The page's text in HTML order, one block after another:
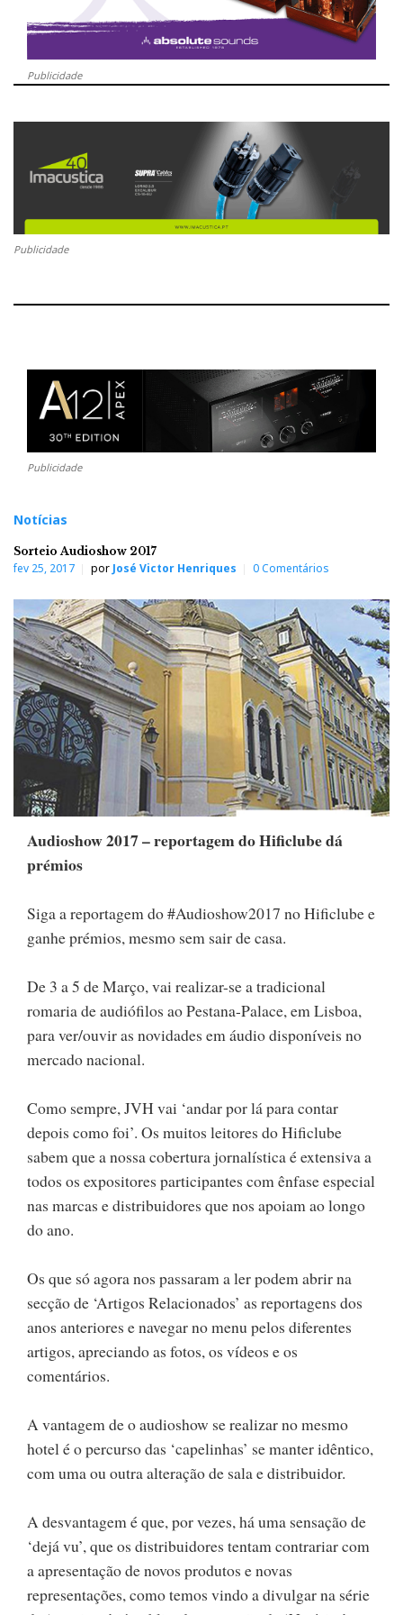
Publicidade
Publicidade
Publicidade
Notícias
Sorteio Audioshow 2017
fev 25, 2017 por José Victor Henriques 0 Comentários
Audioshow 2017 – reportagem do Hificlube dá
prémios
Siga a reportagem do #Audioshow2017 no Hificlube e
ganhe prémios, mesmo sem sair de casa.
De 3 a 5 de Março, vai realizar-se a tradicional
romaria de audiófilos ao Pestana-Palace, em Lisboa,
para ver/ouvir as novidades em áudio disponíveis no
mercado nacional.
Como sempre, JVH vai ‘andar por lá para contar
depois como foi’. Os muitos leitores do Hificlube
sabem que a nossa cobertura jornalística é extensiva a
todos os expositores participantes com ênfase especial
nas marcas e distribuidores que nos apoiam ao longo
do ano.
Os que só agora nos passaram a ler podem abrir na
secção de ‘Artigos Relacionados’ as reportagens dos
anos anteriores e navegar no menu pelos diferentes
artigos, apreciando as fotos, os vídeos e os
comentários.
A vantagem de o audioshow se realizar no mesmo
hotel é o percurso das ‘capelinhas’ se manter idêntico,
com uma ou outra alteração de sala e distribuidor.
A desvantagem é que, por vezes, há uma sensação de
‘dejá vu’, que os distribuidores tentam contrariar com
a apresentação de novos produtos e novas
representações, como temos vindo a divulgar na série